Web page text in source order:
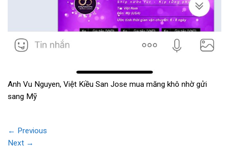
Anh Vu Nguyen, Việt Kiều San Jose mua măng khô nhờ gửi
sang Mỹ
← Previous
Next →